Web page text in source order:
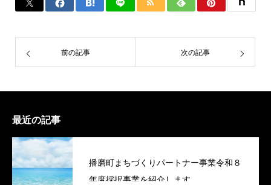
前の記事 次の記事
最近の記事
播磨町まちづくりパートナー事業令和８
年度採択事業を紹介します